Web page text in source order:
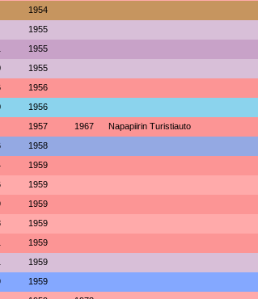
1954
1955
1955
1955
1956
1956
1957 1967 Napapiirin Turistiauto
1958
1959
1959
1959
1959
1959
1959
1959